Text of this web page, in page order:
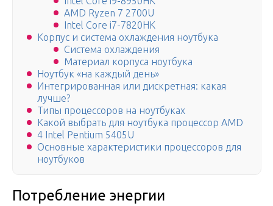
AMD Ryzen 7 2700U
Intel Core i7-7820HK
Корпус и система охлаждения ноутбука
Система охлаждения
Материал корпуса ноутбука
Ноутбук «на каждый день»
Интегрированная или дискретная: какая
лучше?
Типы процессоров на ноутбуках
Какой выбрать для ноутбука процессор AMD
4 Intel Pentium 5405U
Основные характеристики процессоров для
ноутбуков
Потребление энергии